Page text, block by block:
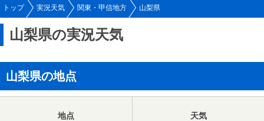
トップ 実況天気 関東・甲信地方 山梨県
山梨県の実況天気
山梨県の地点
地点 天気